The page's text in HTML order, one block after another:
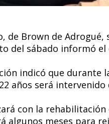
de Brown de
del sábado informó el
indicó que durante
años será
con la
algunos meses para